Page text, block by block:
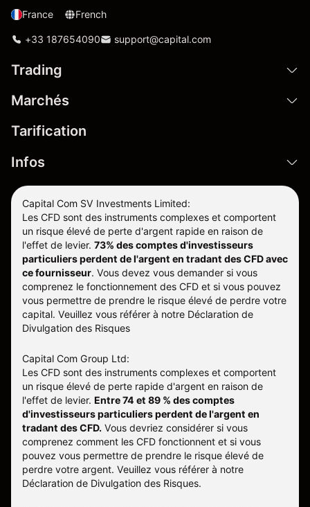
France French
+33 187654090 support@capital.com
Trading
Marchés
Tarification
Infos
Capital Com SV Investments Limited:
Les CFD sont des instruments complexes et comportent
un risque élevé de perte d'argent rapide en raison de
l'effet de levier. 73% des comptes d'investisseurs
particuliers perdent de l'argent en tradant des CFD avec
ce fournisseur. Vous devez vous demander si vous
comprenez le fonctionnement des CFD et si vous pouvez
vous permettre de prendre le risque élevé de perdre votre
capital. Veuillez vous référer à notre Déclaration de
Divulgation des Risques
Capital Com Group Ltd:
Les CFD sont des instruments complexes et comportent
un risque élevé de perte rapide d'argent en raison de
l'effet de levier. Entre 74 et 89 % des comptes
d'investisseurs particuliers perdent de l'argent en
tradant des CFD. Vous devriez considérer si vous
comprenez comment les CFD fonctionnent et si vous
pouvez vous permettre de prendre le risque élevé de
perdre votre argent. Veuillez vous référer à notre
Déclaration de Divulgation des Risques.